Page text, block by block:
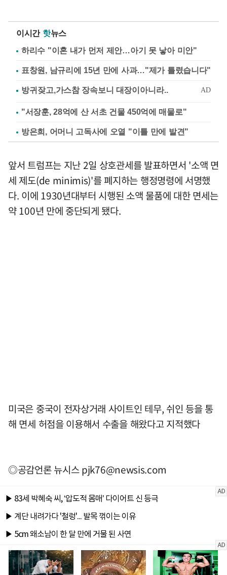
이시간 핫뉴스
하리수 "이혼 내가 먼저 제안…아기 못 낳아 미안"
표창원, 남규리에 15년 만에 사과…"제가 틀렸습니다"
"서장훈, 28억에 산 서초 건물 450억에 매물로"
방은희, 어머니 고독사에 오열 "이틀 만에 발견"
앞서 트럼프는 지난 2일 상호관세를 발표하면서 '소액 면
세 제도(de minimis)'를 폐지하는 행정명령에 서명했
다. 이에 1930년대부터 시행된 소액 물품에 대한 면세는
약 100년 만에 중단되게 됐다.
미국은 중국이 전자상거래 사이트인 테무, 쉬인 등을 통
해 면세 허점을 이용해서 수출을 해왔다고 지적했다
◎공감언론 뉴시스pjk76@newsis.com